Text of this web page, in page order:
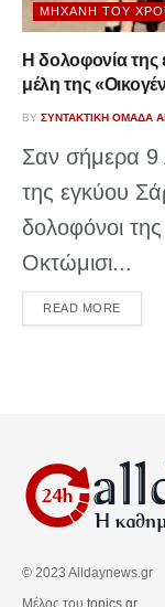
ΜΗΧΑΝΉ ΤΟΥ
Η δολοφονία της
μέλη της
BY ΣΥΝΤΑΚΤΙΚΉ ΟΜΆΔΑ
Σαν σήμερα 9
της εγκύου
δολοφόνοι
Οκτώμισι...
READ MOREDETAILS
© 2023 Alldaynews.gr
Μέλος του topics.gr